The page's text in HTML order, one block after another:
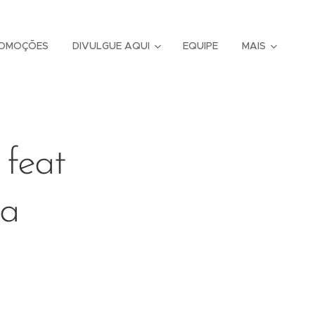
DIVULGUE AQUI EQUIPE MAIS
feat